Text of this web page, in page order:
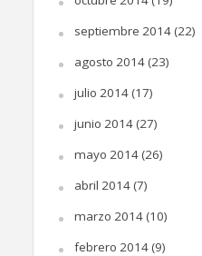
septiembre 2014(22)
agosto 2014(23)
julio 2014(17)
junio 2014(27)
mayo 2014(26)
abril 2014(7)
marzo 2014(10)
febrero 2014(9)